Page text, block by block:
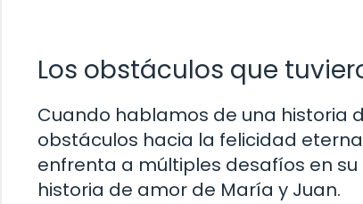
Los obstáculos que
Cuando hablamos de una historia
obstáculos hacia la felicidad
enfrenta a múltiples desafíos en
historia de amor de María y Juan.